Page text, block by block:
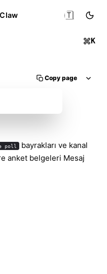
K
🇹🇷
Copy page
poll bayrakları ve kanal
anket belgeleri Mesaj